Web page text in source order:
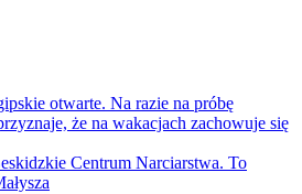
otwarte. Na razie na próbę
że na wakacjach zachowuje się
Centrum Narciarstwa. To